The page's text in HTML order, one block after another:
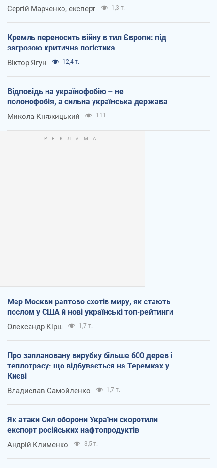
Сергій Марченко, експерт 1,3 т.
Кремль переносить війну в тил Європи: під
загрозою критична логістика
Віктор Ягун 12,4 т.
Відповідь на українофобію – не
полонофобія, а сильна українська держава
Микола Княжицький 111
Мер Москви раптово схотів миру, як стають
послом у США й нові українські топ-рейтинги
Олександр Кірш 1,7 т.
Про заплановану вирубку більше 600 дерев і
теплотрасу: що відбувається на Теремках у
Києві
Владислав Самойленко 1,7 т.
Як атаки Сил оборони України скоротили
експорт російських нафтопродуктів
Андрій Клименко 3,5 т.